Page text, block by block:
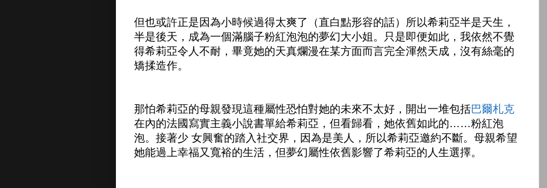
但也或許正是因為小時候過得太爽了（直白點形容的話）所以希莉亞半是天生，
半是後天，成為一個滿腦子粉紅泡泡的夢幻大小姐。只是即便如此，我依然不覺
得希莉亞令人不耐，畢竟她的天真爛漫在某方面而言完全渾然天成，沒有絲毫的
矯揉造作。
那怕希莉亞的母親發現這種屬性恐怕對她的未來不太好，開出一堆包括巴爾札克
在內的法國寫實主義小說書單給希莉亞，但看歸看，她依舊如此的……粉紅泡
泡。接著少 女興奮的踏入社交界，因為是美人，所以希莉亞邀約不斷。母親希望
她能過上幸福又寬裕的生活，但夢幻屬性依舊影響了希莉亞的人生選擇。